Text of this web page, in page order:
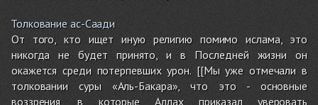
Толкование ас-Саади
От того, кто ищет иную религию помимо ислама, это
никогда не будет принято, и в Последней жизни он
окажется среди потерпевших урон. [[Мы уже отмечали в
толковании суры «Аль-Бакара», что это - основные
воззрения, в которые Аллах приказал уверовать